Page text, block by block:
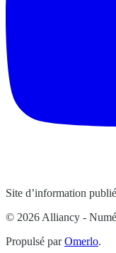
Site d’information
© 2026 Alliancy -
Propulsé parOmerlo.